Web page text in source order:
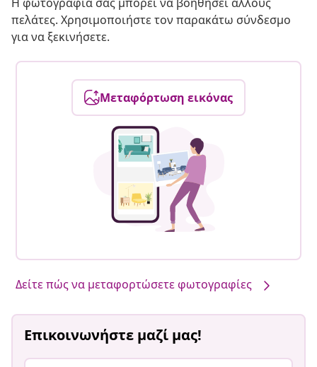
πελάτες. Χρησιμοποιήστε τον παρακάτω σύνδεσμο
για να ξεκινήσετε.
Μεταφόρτωση εικόνας
Δείτε πώς να μεταφορτώσετε φωτογραφίες
Επικοινωνήστε μαζί μας!